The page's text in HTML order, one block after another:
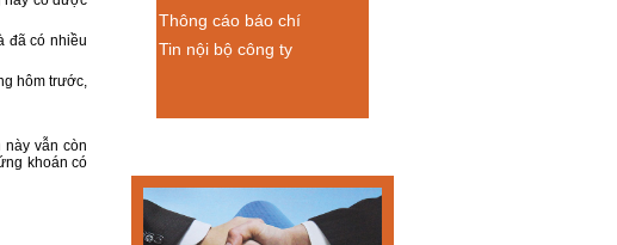
đã có nhiều
hôm trước,
vẫn còn
khoán có
Thông cáo báo chí
Tin nội bộ công ty